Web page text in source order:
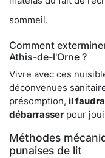
sommeil.
Comment
Athis-de-l'Orne ?
Vivre avec ces
déconvenues
présomption, il
débarrasser pour
Méthodes
punaises de lit